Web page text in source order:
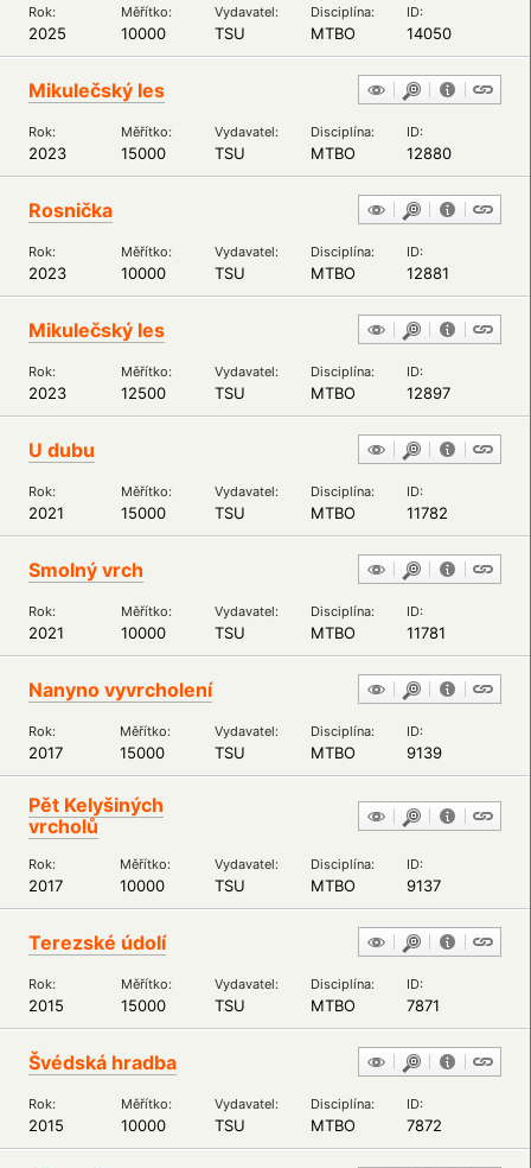
Rok: Měřítko: Vydavatel: Disciplína: ID:
2025 10000 TSU MTBO 14050
Mikulečský les
Rok: Měřítko: Vydavatel: Disciplína: ID:
2023 15000 TSU MTBO 12880
Rosnička
Rok: Měřítko: Vydavatel: Disciplína: ID:
2023 10000 TSU MTBO 12881
Mikulečský les
Rok: Měřítko: Vydavatel: Disciplína: ID:
2023 12500 TSU MTBO 12897
U dubu
Rok: Měřítko: Vydavatel: Disciplína: ID:
2021 15000 TSU MTBO 11782
Smolný vrch
Rok: Měřítko: Vydavatel: Disciplína: ID:
2021 10000 TSU MTBO 11781
Nanyno vyvrcholení
Rok: Měřítko: Vydavatel: Disciplína: ID:
2017 15000 TSU MTBO 9139
Pět Kelyšiných
vrcholů
Rok: Měřítko: Vydavatel: Disciplína: ID:
2017 10000 TSU MTBO 9137
Terezské údolí
Rok: Měřítko: Vydavatel: Disciplína: ID:
2015 15000 TSU MTBO 7871
Švédská hradba
Rok: Měřítko: Vydavatel: Disciplína: ID:
2015 10000 TSU MTBO 7872